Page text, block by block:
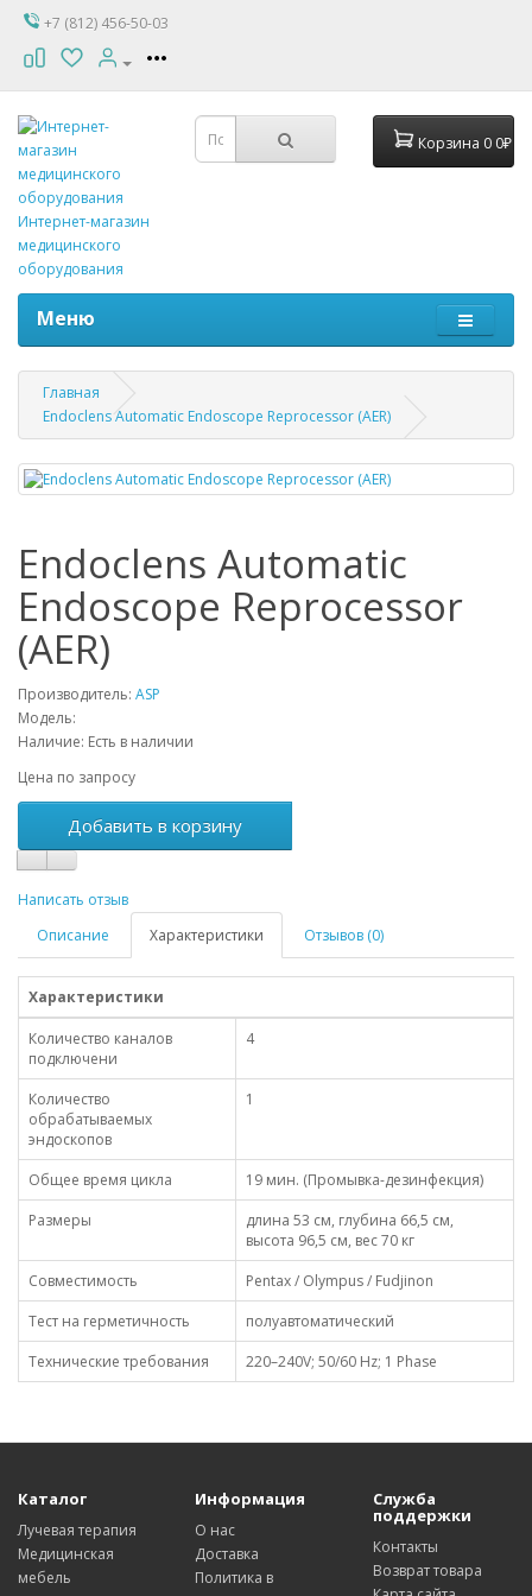
+7 (812) 456-50-03
Интернет-магазин
медицинского
оборудования
Корзина 00₽
Меню
Главная
Endoclens Automatic Endoscope Reprocessor (AER)
Endoclens Automatic
Endoscope Reprocessor
(AER)
Производитель: ASP
Модель:
Наличие: Есть в наличии
Цена по запросу
Добавить в корзину
Написать отзыв
Описание
Характеристики Отзывов (0)
Характеристики
Количество каналов
подключени
4
Количество
обрабатываемых
эндоскопов
1
Общее время цикла
19 мин. (Промывка-дезинфекция)
Размеры
длина 53 см, глубина 66,5 см,
высота 96,5 см, вес 70 кг
Совместимость
Pentax / Olympus / Fudjinon
Тест на герметичность
полуавтоматический
Технические требования
220–240V; 50/60 Hz; 1 Phase
Каталог
Лучевая терапия
Медицинская
мебель
Информация
О нас
Доставка
Политика в
Служба
поддержки
Контакты
Возврат товара